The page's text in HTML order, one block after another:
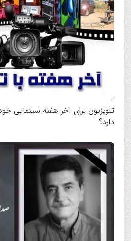
تلویزیون برای آخر هفته سینمایی
دارد؟